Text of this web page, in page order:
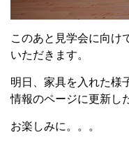
このあと見学会に向け
いただきます。
明日、家具を入れた様
情報のページに更新し
お楽しみに。。。